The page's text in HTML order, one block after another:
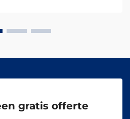
gratis offerte